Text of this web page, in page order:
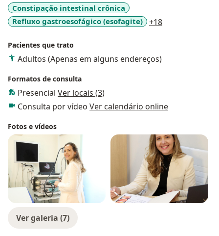
Constipação intestinal crônica
Refluxo gastroesofágico (esofagite)
+18
Pacientes que trato
Adultos (Apenas em alguns endereços)
Formatos de consulta
Presencial Ver locais (3)
Consulta por vídeo Ver calendário online
Fotos e vídeos
Ver galeria (7)